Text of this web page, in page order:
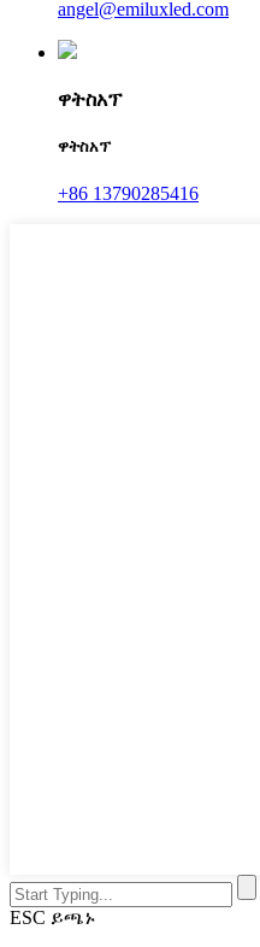
angel@emiluxled.com
ዋትስአፕ
ዋትስአፕ
+86 13790285416
ESC ይጫኑ